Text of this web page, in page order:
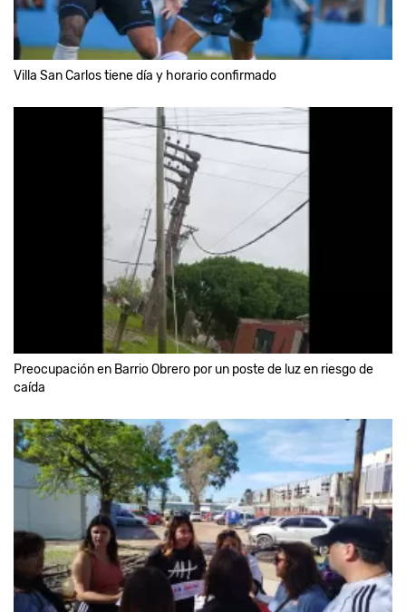
Villa San Carlos tiene día y horario confirmado
Preocupación en Barrio Obrero por un poste de luz en riesgo de
caída